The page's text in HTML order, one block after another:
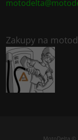
Zakupy na
MotoDelta ©